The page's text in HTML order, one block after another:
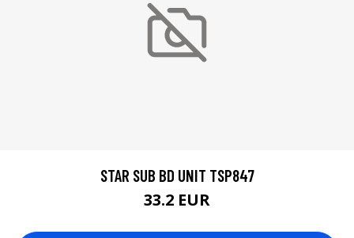
STAR SUB BD UNIT TSP847
33.2 EUR